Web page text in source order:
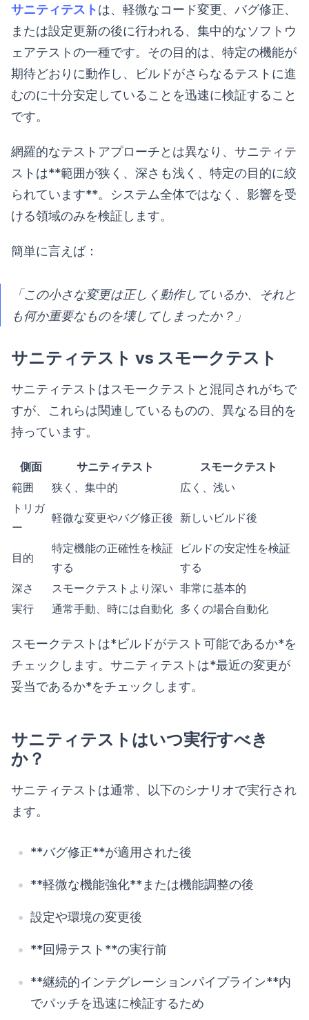
サニティテストは、軽微なコード変更、バグ修正、
または設定更新の後に行われる、集中的なソフトウ
ェアテストの一種です。その目的は、特定の機能が
期待どおりに動作し、ビルドがさらなるテストに進
むのに十分安定していることを迅速に検証すること
です。
網羅的なテストアプローチとは異なり、サニティテ
ストは**範囲が狭く、深さも浅く、特定の目的に絞
られています**。システム全体ではなく、影響を受
ける領域のみを検証します。
簡単に言えば：
「この小さな変更は正しく動作しているか、それと
も何か重要なものを壊してしまったか？」
サニティテスト vs スモークテスト
サニティテストはスモークテストと混同されがちで
すが、これらは関連しているものの、異なる目的を
持っています。
側面 サニティテスト
スモークテスト
範囲
狭く、集中的
広く、浅い
トリガ
ー
軽微な変更やバグ修正後 新しいビルド後
目的
特定機能の正確性を検証
する
ビルドの安定性を検証
する
深さ
スモークテストより深い 非常に基本的
実行
通常手動、時には自動化 多くの場合自動化
スモークテストは*ビルドがテスト可能であるか*を
チェックします。サニティテストは*最近の変更が
妥当であるか*をチェックします。
サニティテストはいつ実行すべき
か？
サニティテストは通常、以下のシナリオで実行され
ます。
**バグ修正**が適用された後
**軽微な機能強化**または機能調整の後
設定や環境の変更後
**回帰テスト**の実行前
**継続的インテグレーションパイプライン**内
でパッチを迅速に検証するため